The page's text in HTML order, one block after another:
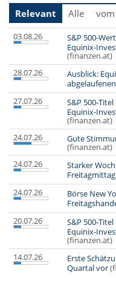
Relevant Alle
03.08.26
S&P 500-
Equinix-
(finanzen.at)
28.07.26
Ausblick:
27.07.26
S&P 500-
Equinix-
(finanzen.at)
24.07.26
Gute
(finanzen.at)
24.07.26
Starker
24.07.26
Börse New
20.07.26
S&P 500-
Equinix-
(finanzen.at)
14.07.26
Erste
Quartal vor